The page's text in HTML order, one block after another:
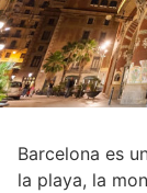
Barcelona es
la playa, la